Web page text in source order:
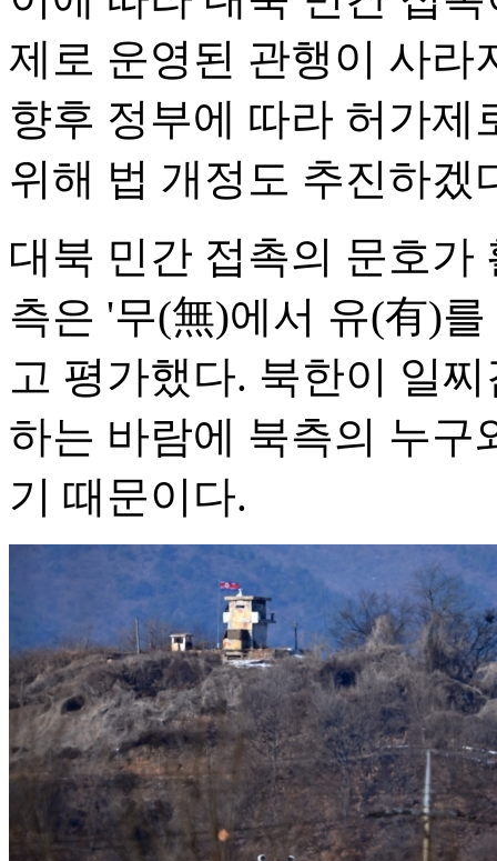
제로 운영된 관행이 사라
향후 정부에 따라 허가제
위해 법 개정도 추진하겠
대북 민간 접촉의 문호가
측은 '무(無)에서 유(有)
고 평가했다. 북한이 일
하는 바람에 북측의 누구
기 때문이다.